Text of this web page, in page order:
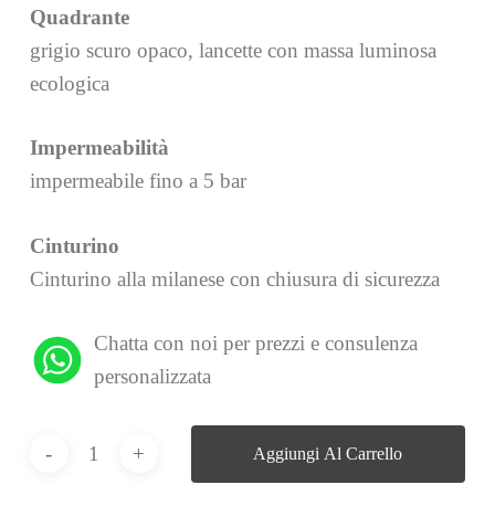
Quadrante
grigio scuro opaco, lancette con massa luminosa
ecologica
Impermeabilità
impermeabile fino a 5 bar
Cinturino
Cinturino alla milanese con chiusura di sicurezza
Chatta con noi per prezzi e consulenza
personalizzata
Aggiungi Al Carrello